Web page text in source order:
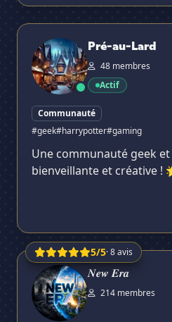
Pré-au-Lard
Pré-au-Lard
48 membres
Actif
Communauté
#geek#harrypotter#gaming
Une communauté geek
bienveillante et créative !
5/5· 8 avis
𝑵𝒆𝒘 𝑬𝒓𝒂
𝑵𝒆𝒘 𝑬𝒓𝒂
214 membres